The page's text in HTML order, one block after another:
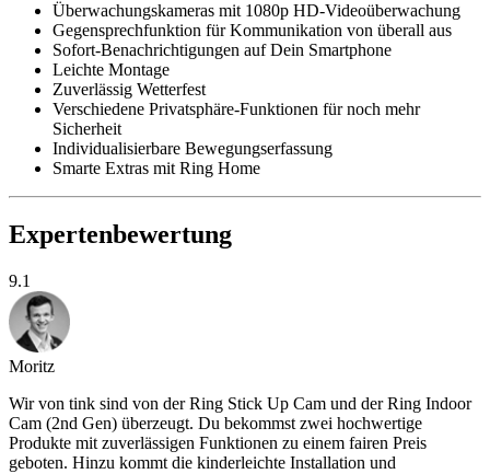
Überwachungskameras mit 1080p HD-Videoüberwachung
Gegensprechfunktion für Kommunikation von überall aus
Sofort-Benachrichtigungen auf Dein Smartphone
Leichte Montage
Zuverlässig Wetterfest
Verschiedene Privatsphäre-Funktionen für noch mehr
Sicherheit
Individualisierbare Bewegungserfassung
Smarte Extras mit Ring Home
Expertenbewertung
9.1
Moritz
Wir von tink sind von der Ring Stick Up Cam und der Ring Indoor
Cam (2nd Gen) überzeugt. Du bekommst zwei hochwertige
Produkte mit zuverlässigen Funktionen zu einem fairen Preis
geboten. Hinzu kommt die kinderleichte Installation und